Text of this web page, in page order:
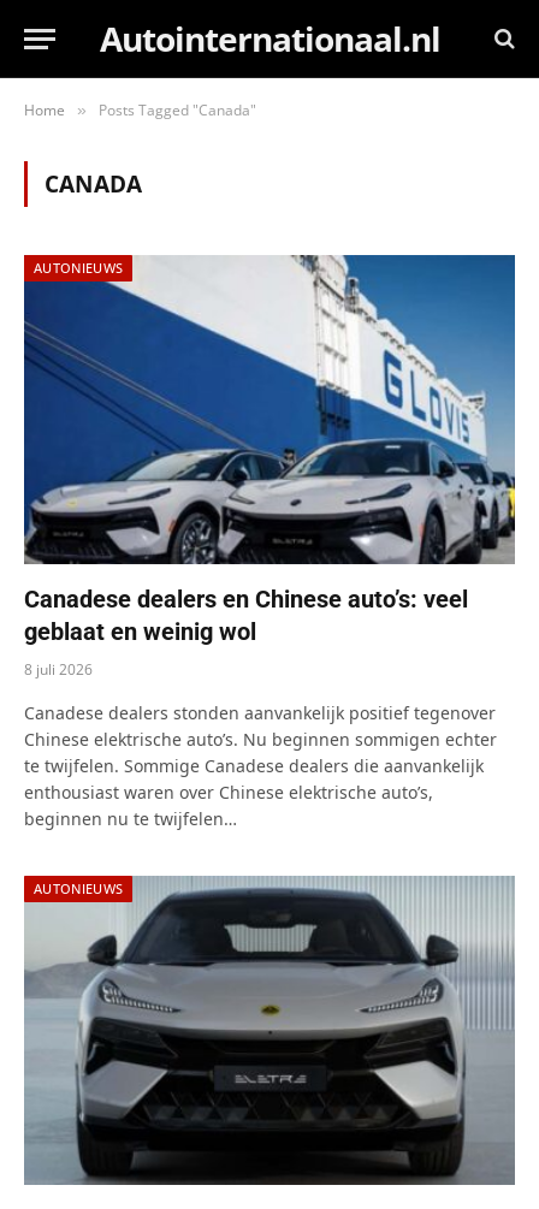
Autointernationaal.nl
Home » Posts Tagged "Canada"
CANADA
AUTONIEUWS
Canadese dealers en Chinese auto’s: veel
geblaat en weinig wol
8 juli 2026
Canadese dealers stonden aanvankelijk positief tegenover
Chinese elektrische auto’s. Nu beginnen sommigen echter
te twijfelen. Sommige Canadese dealers die aanvankelijk
enthousiast waren over Chinese elektrische auto’s,
beginnen nu te twijfelen…
AUTONIEUWS